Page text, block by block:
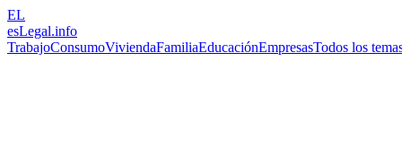
EL
esLegal.info
TrabajoConsumoViviendaFamiliaEducaciónEmpresasTodos los